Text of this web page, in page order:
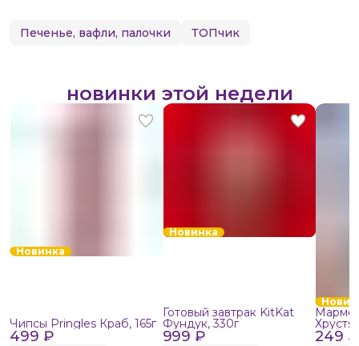
Печенье, вафли, палочки ТОПчик
новинки этой недели
Новинка
499 ₽
Чипсы Pringles Краб, 165г
Новинка
999 ₽
Готовый завтрак KitKat
Фундук, 330г
249 ₽